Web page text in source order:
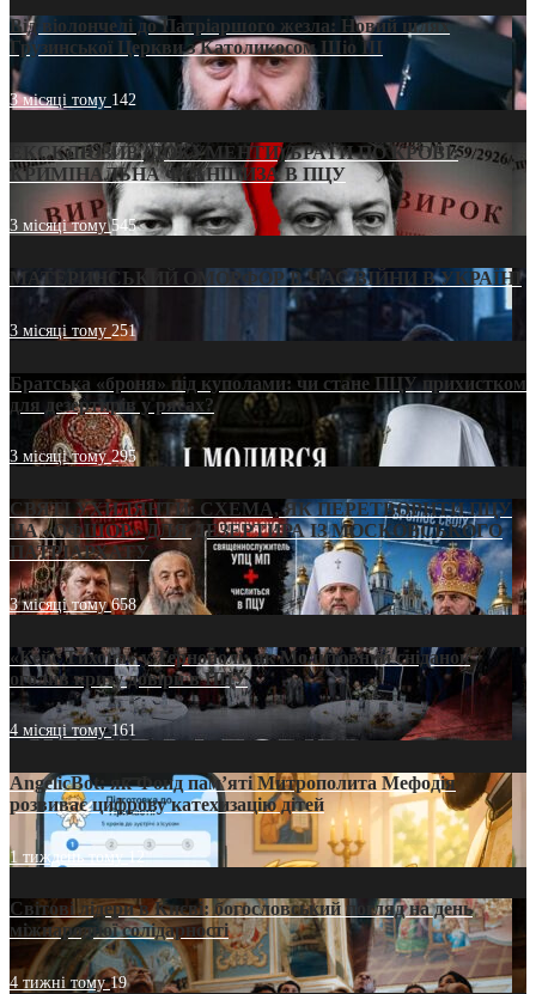
Від віолончелі до Патріаршого жезла: Новий шлях
Грузинської Церкви з Католикосом Шіо III
3 місяці тому 142
ЕКСКЛЮЗИВ (ДОКУМЕНТИ)/БРАТИ ПО КРОВІ:
КРИМІНАЛЬНА ФРАНШИЗА В ПЦУ
3 місяці тому545
МАТЕРИНСЬКИЙ ОМОРФОР В ЧАС ВІЙНИ В УКРАЇНІ
3 місяці тому251
Братська «броня» під куполами: чи стане ПЦУ прихистком
для дезертирів у рясах?
3 місяці тому295
СВЯТІ УХИЛЯНТИ: СХЕМА, ЯК ПЕРЕТВОРИТИ ПЦУ
НА «ОФШОР» ДЛЯ ДЕЗЕРТИРА ІЗ МОСКОВСЬКОГО
ПАТРІАРХАТУ
3 місяці тому658
«Кейс Тихона» у Тернополі: як Молитовний сніданок
оголив кризу довіри в ПЦУ
4 місяці тому161
AngelicBot: як Фонд пам’яті Митрополита Мефодія
розвиває цифрову катехизацію дітей
1 тиждень тому12
Світові лідери в Києві: богословський погляд на день
міжнародної солідарності
4 тижні тому19